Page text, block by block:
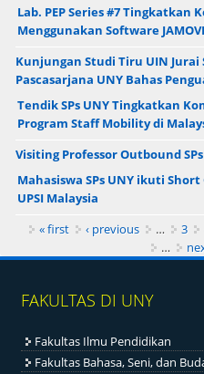
Lab. PEP Series #7
Menggunakan Software JAMOVI
Kunjungan Studi Tiru UIN Jurai
Pascasarjana UNY Bahas
Tendik SPs UNY Tingkatkan
Program Staff Mobility di
Visiting Professor Outbound
Mahasiswa SPs UNY ikuti
UPSI Malaysia
Pages
« first ‹ previous … 3
…
FAKULTAS DI UNY
Fakultas Ilmu Pendidikan
Fakultas Bahasa, Seni, dan